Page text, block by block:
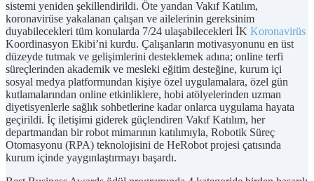
sistemi yeniden şekillendirildi. Öte yandan Vakıf Katılım,
koronavirüse yakalanan çalışan ve ailelerinin gereksinim
duyabilecekleri tüm konularda 7/24 ulaşabilecekleri İK Koronavirüs
Koordinasyon Ekibi’ni kurdu. Çalışanların motivasyonunu en üst
düzeyde tutmak ve gelişimlerini desteklemek adına; online terfi
süreçlerinden akademik ve mesleki eğitim desteğine, kurum içi
sosyal medya platformundan kişiye özel uygulamalara, özel gün
kutlamalarından online etkinliklere, hobi atölyelerinden uzman
diyetisyenlerle sağlık sohbetlerine kadar onlarca uygulama hayata
geçirildi. İç iletişimi giderek güçlendiren Vakıf Katılım, her
departmandan bir robot mimarının katılımıyla, Robotik Süreç
Otomasyonu (RPA) teknolojisini de HeRobot projesi çatısında
kurum içinde yaygınlaştırmayı başardı.